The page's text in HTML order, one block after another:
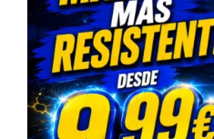
Palabras clave para SEO:Aston
Aston Martin F1, Fernando Alonso
características, Aston Martin
AMR25, mejoras AMR25 Aston